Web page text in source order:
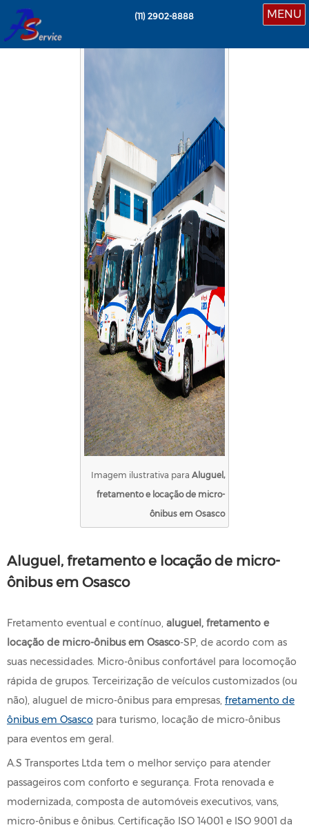
MENU
(11) 2902-8888
Imagem ilustrativa para Aluguel,
fretamento e locação de micro-
ônibus em Osasco
Aluguel, fretamento e locação de micro-
ônibus em Osasco
Fretamento eventual e contínuo, aluguel, fretamento e
locação de micro-ônibus em Osasco-SP, de acordo com as
suas necessidades. Micro-ônibus confortável para locomoção
rápida de grupos. Terceirização de veículos customizados (ou
não), aluguel de micro-ônibus para empresas, fretamento de
ônibus em Osasco para turismo, locação de micro-ônibus
para eventos em geral.
A.S Transportes Ltda tem o melhor serviço para atender
passageiros com conforto e segurança. Frota renovada e
modernizada, composta de automóveis executivos, vans,
micro-ônibus e ônibus. Certificação ISO 14001 e ISO 9001 da